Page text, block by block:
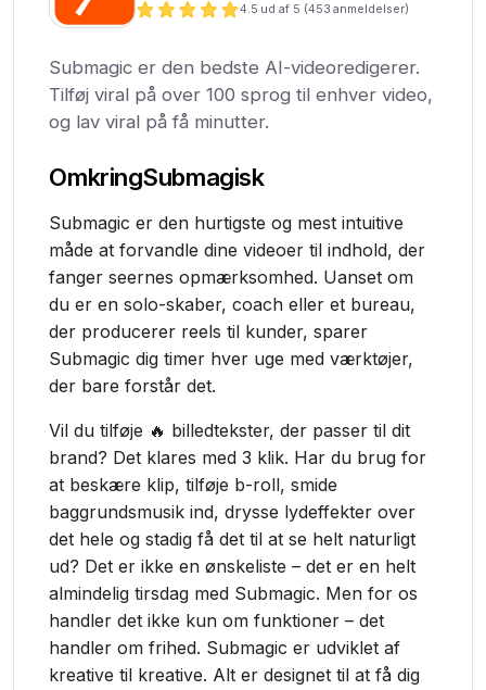
4.5 ud af 5 (453 anmeldelser)
Submagic er den bedste AI-videoredigerer.
Tilføj viral på over 100 sprog til enhver video,
og lav viral på få minutter.
OmkringSubmagisk
Submagic er den hurtigste og mest intuitive
måde at forvandle dine videoer til indhold, der
fanger seernes opmærksomhed. Uanset om
du er en solo-skaber, coach eller et bureau,
der producerer reels til kunder, sparer
Submagic dig timer hver uge med værktøjer,
der bare forstår det.
Vil du tilføje 🔥 billedtekster, der passer til dit
brand? Det klares med 3 klik. Har du brug for
at beskære klip, tilføje b-roll, smide
baggrundsmusik ind, drysse lydeffekter over
det hele og stadig få det til at se helt naturligt
ud? Det er ikke en ønskeliste – det er en helt
almindelig tirsdag med Submagic. Men for os
handler det ikke kun om funktioner – det
handler om frihed. Submagic er udviklet af
kreative til kreative. Alt er designet til at få dig